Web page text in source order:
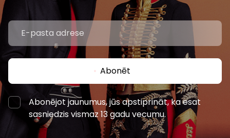
Abonēt
Abonējot jaunumus, jūs apstiprināt, ka esat
sasniedzis vismaz 13 gadu vecumu.